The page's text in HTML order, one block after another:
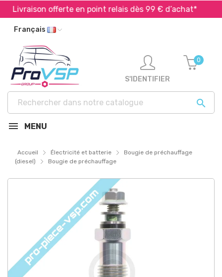
Livraison offerte en point relais dès 99 € d’achat*
Français

S'IDENTIFIER
0
MENU
Accueil Électricité et batterie
Bougie de préchauffage
(diesel)
Bougie de préchauffage